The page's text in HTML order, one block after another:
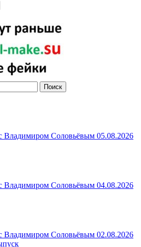
Владимиром Соловьёвым 05.08.2026
Владимиром Соловьёвым 04.08.2026
Владимиром Соловьёвым 02.08.2026